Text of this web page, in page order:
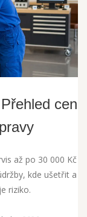
cen
až po 30 000 Kč
kde ušetřit a
riziko.